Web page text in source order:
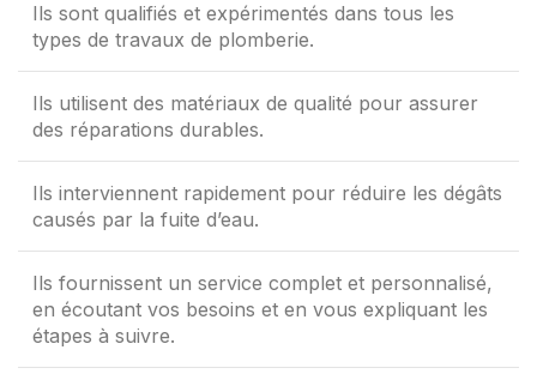
Ils sont qualifiés et expérimentés dans tous les
types de travaux de plomberie.
Ils utilisent des matériaux de qualité pour assurer
des réparations durables.
Ils interviennent rapidement pour réduire les dégâts
causés par la fuite d’eau.
Ils fournissent un service complet et personnalisé,
en écoutant vos besoins et en vous expliquant les
étapes à suivre.